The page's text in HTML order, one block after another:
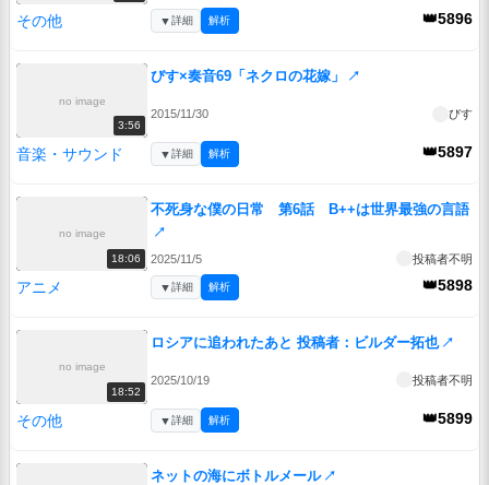
その他 👑5896
▼詳細 解析
no image
3:56
びす×奏音69「ネクロの花嫁」 ↗
2015/11/30 びす
音楽・サウンド 👑5897
▼詳細 解析
no image
18:06
不死身な僕の日常 第6話 B++は世界最強の言語
↗
2025/11/5 投稿者不明
アニメ 👑5898
▼詳細 解析
no image
18:52
ロシアに追われたあと 投稿者：ビルダー拓也 ↗
2025/10/19 投稿者不明
その他 👑5899
▼詳細 解析
ネットの海にボトルメール ↗